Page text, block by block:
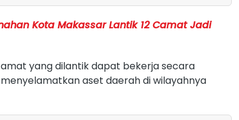
Kota Makassar Lantik 12 Camat Jadi
yang dilantik dapat bekerja secara
aset daerah di wilayahnya